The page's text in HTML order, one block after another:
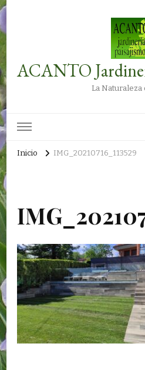
ACANTO
La Naturaleza
Inicio IMG_20210716_113529